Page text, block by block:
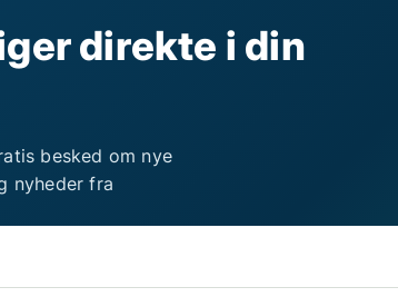
direkte i din
besked om nye
nyheder fra